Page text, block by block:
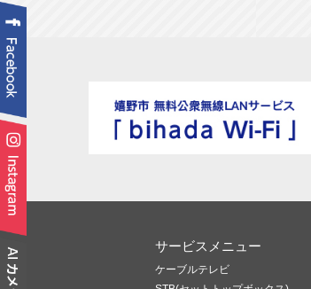
サービスメニュー
ケーブルテレビ